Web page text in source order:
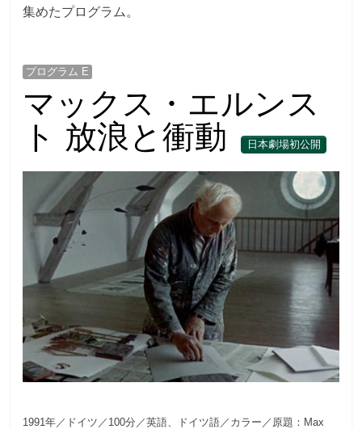
集めたプログラム。
プログラム E
マックス・エルンス
ト 放浪と衝動
日本劇場初公開
1991年／ドイツ／100分／英語、ドイツ語／カラー／原題：Max